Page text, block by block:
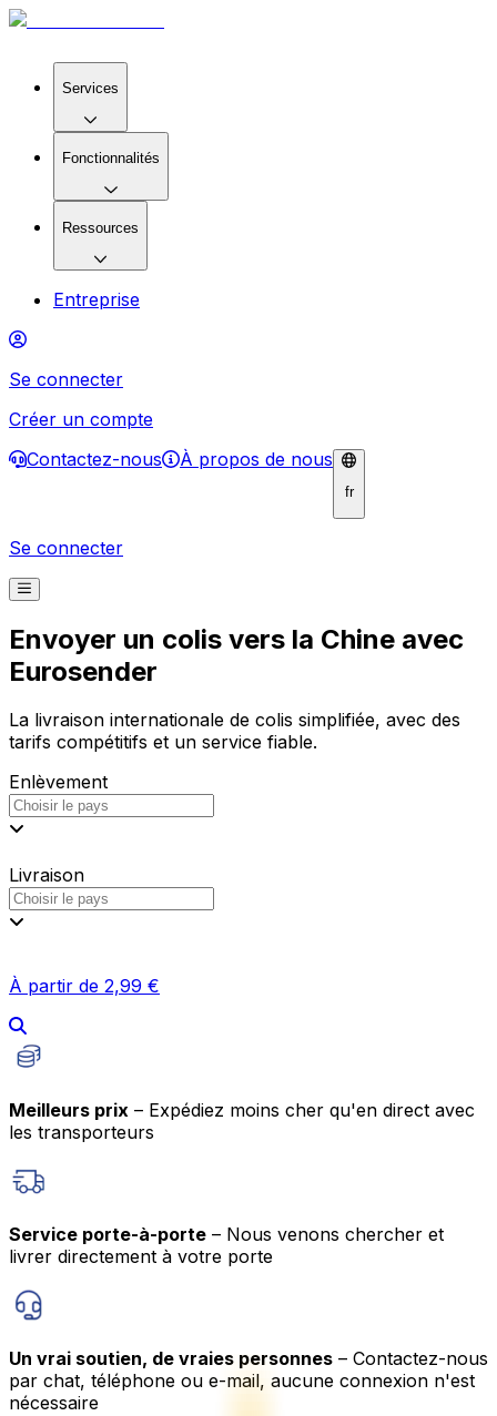
Services
Fonctionnalités
Ressources
Entreprise
Se connecter
Créer un compte
Contactez-nous
À propos de nous
fr
Se connecter
Envoyer un colis vers la Chine avec
Eurosender
La livraison internationale de colis simplifiée, avec des
tarifs compétitifs et un service fiable.
Enlèvement
Livraison
À partir de 2,99 €
Meilleurs prix – Expédiez moins cher qu'en direct avec
les transporteurs
Service porte-à-porte – Nous venons chercher et
livrer directement à votre porte
Un vrai soutien, de vraies personnes – Contactez-nous
par chat, téléphone ou e-mail, aucune connexion n'est
nécessaire